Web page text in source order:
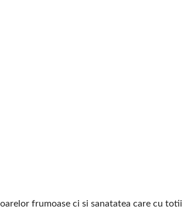
frumoase ci si sanatatea care cu totii